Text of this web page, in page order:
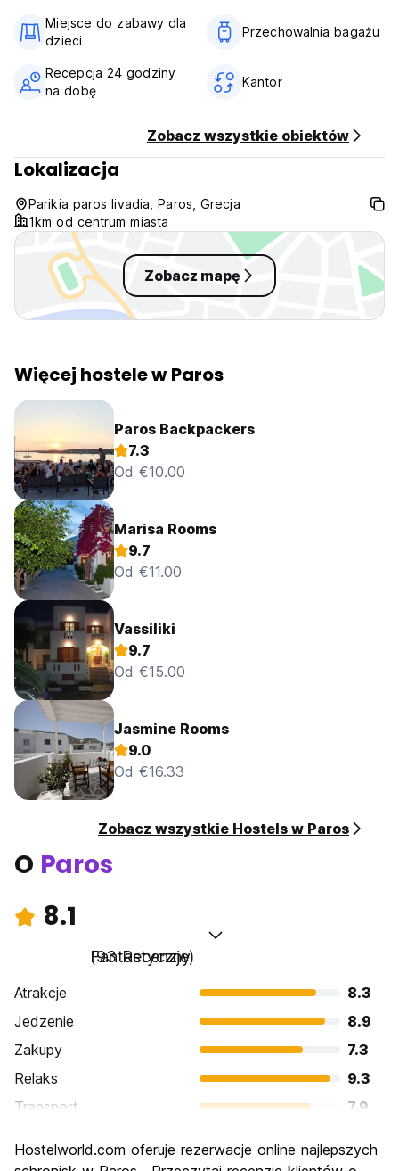
Miejsce do zabawy dla
dzieci
Przechowalnia bagażu
Recepcja 24 godziny
na dobę
Kantor
Zobacz wszystkie obiektów
Lokalizacja
Parikia paros livadia, Paros, Grecja
1km od centrum miasta
Zobacz mapę
Więcej hostele w Paros
Paros Backpackers
7.3
Od €10.00
Marisa Rooms
9.7
Od €11.00
Vassiliki
9.7
Od €15.00
Jasmine Rooms
9.0
Od €16.33
Zobacz wszystkie Hostels w Paros
O Paros
8.1
Fantastyczny
(93 Recenzje)
Atrakcje
8.3
Jedzenie
8.9
Zakupy
7.3
Relaks
9.3
Transport
7.9
Kultura
7.8
Hostelworld.com oferuje rezerwacje online najlepszych